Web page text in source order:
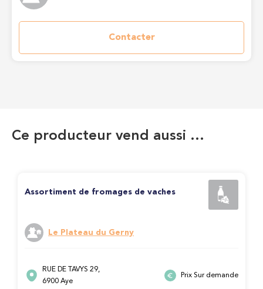
Contacter
Ce producteur vend aussi …
Assortiment de fromages de vaches
Le Plateau du Gerny
RUE DE TAVYS 29,
6900 Aye
Prix Sur demande